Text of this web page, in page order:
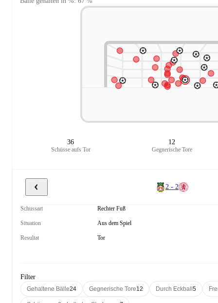
36
Schüsse aufs Tor
12
Gegnerische Tore
2 - 2
Schussart Rechter Fuß
Situation Aus dem Spiel
Resultat Tor
Filter
Gehaltene Bälle24 Gegnerische Tore12 Durch Eckball 5